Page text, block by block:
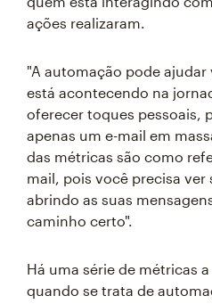
ações realizaram.
"A automação pode
está acontecendo na
oferecer toques pessoais,
apenas um e-mail em
das métricas são como
mail, pois você precisa ver
abrindo as suas
caminho certo".
Há uma série de métricas
quando se trata de